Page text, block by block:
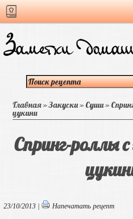
Главная»Закуски» Суши»
цукини
Спринг-роллы
23/10/2013 | Напечатать рецепт